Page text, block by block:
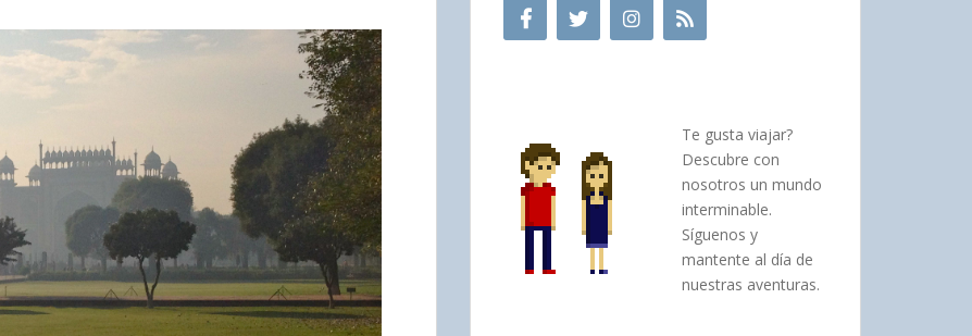
Te gusta viajar?
Descubre con
nosotros un mundo
interminable.
Síguenos y
mantente al día de
nuestras aventuras.